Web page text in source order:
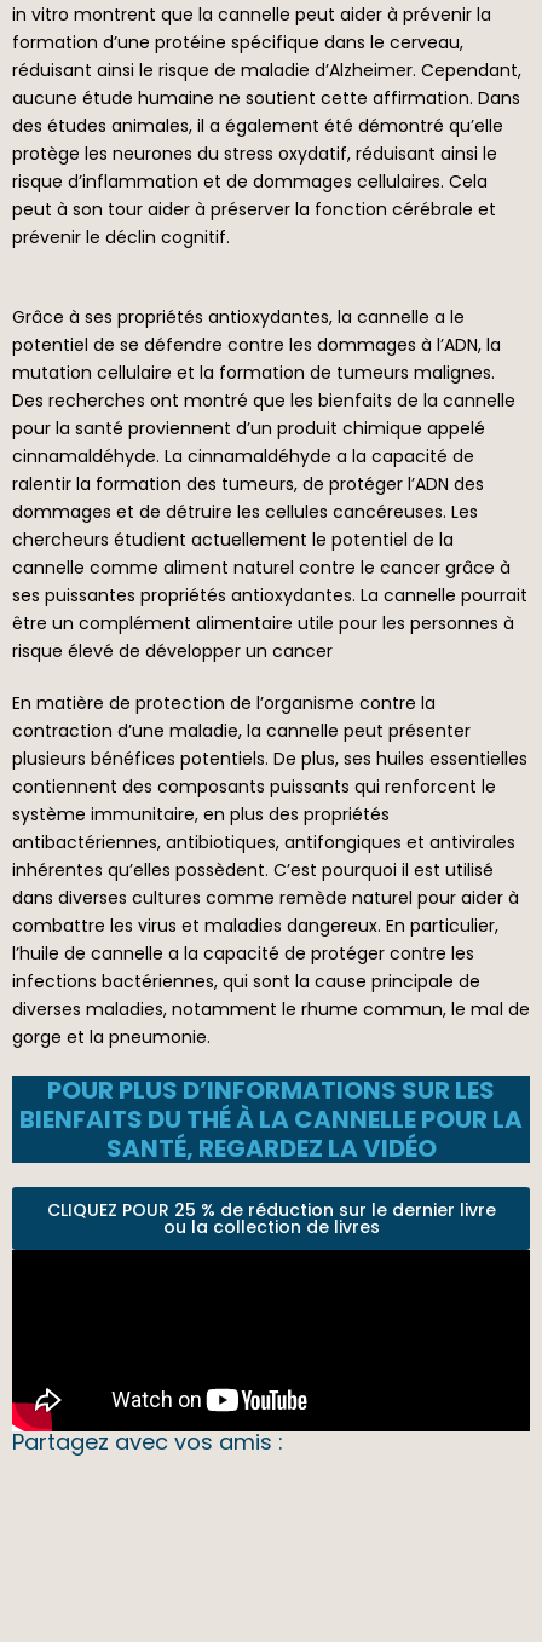
in vitro montrent que la cannelle peut aider à prévenir la
formation d’une protéine spécifique dans le cerveau,
réduisant ainsi le risque de maladie d’Alzheimer. Cependant,
aucune étude humaine ne soutient cette affirmation. Dans
des études animales, il a également été démontré qu’elle
protège les neurones du stress oxydatif, réduisant ainsi le
risque d’inflammation et de dommages cellulaires. Cela
peut à son tour aider à préserver la fonction cérébrale et
prévenir le déclin cognitif.
Grâce à ses propriétés antioxydantes, la cannelle a le
potentiel de se défendre contre les dommages à l’ADN, la
mutation cellulaire et la formation de tumeurs malignes.
Des recherches ont montré que les bienfaits de la cannelle
pour la santé proviennent d’un produit chimique appelé
cinnamaldéhyde. La cinnamaldéhyde a la capacité de
ralentir la formation des tumeurs, de protéger l’ADN des
dommages et de détruire les cellules cancéreuses. Les
chercheurs étudient actuellement le potentiel de la
cannelle comme aliment naturel contre le cancer grâce à
ses puissantes propriétés antioxydantes. La cannelle pourrait
être un complément alimentaire utile pour les personnes à
risque élevé de développer un cancer
En matière de protection de l’organisme contre la
contraction d’une maladie, la cannelle peut présenter
plusieurs bénéfices potentiels. De plus, ses huiles essentielles
contiennent des composants puissants qui renforcent le
système immunitaire, en plus des propriétés
antibactériennes, antibiotiques, antifongiques et antivirales
inhérentes qu’elles possèdent. C’est pourquoi il est utilisé
dans diverses cultures comme remède naturel pour aider à
combattre les virus et maladies dangereux. En particulier,
l’huile de cannelle a la capacité de protéger contre les
infections bactériennes, qui sont la cause principale de
diverses maladies, notamment le rhume commun, le mal de
gorge et la pneumonie.
POUR PLUS D’INFORMATIONS SUR LES
BIENFAITS DU THÉ À LA CANNELLE POUR LA
SANTÉ, REGARDEZ LA VIDÉO
CLIQUEZ POUR 25 % de réduction sur le dernier livre
ou la collection de livres
Partagez avec vos amis :